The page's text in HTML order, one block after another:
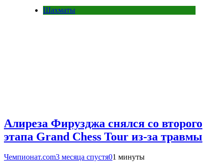
Шахматы
Алиреза Фирузджа снялся со второго
этапа Grand Chess Tour из-за травмы
Чемпионат.com3 месяца спустя01 минуты